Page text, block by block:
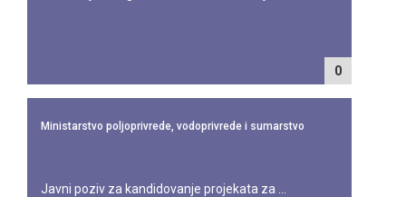
0
Ministarstvo poljoprivrede, vodoprivrede i sumarstvo
Javni poziv za kandidovanje projekata za ...